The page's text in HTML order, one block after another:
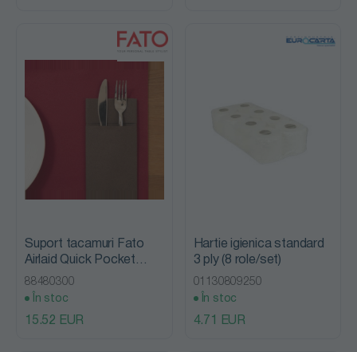
Suport tacamuri Fato
Airlaid Quick Pocket
Napkins 40x40 Cacao
50pcs/pack
88480300
În stoc
15.52 EUR
Hartie igienica standard
3 ply (8 role/set)
01130809250
În stoc
4.71 EUR